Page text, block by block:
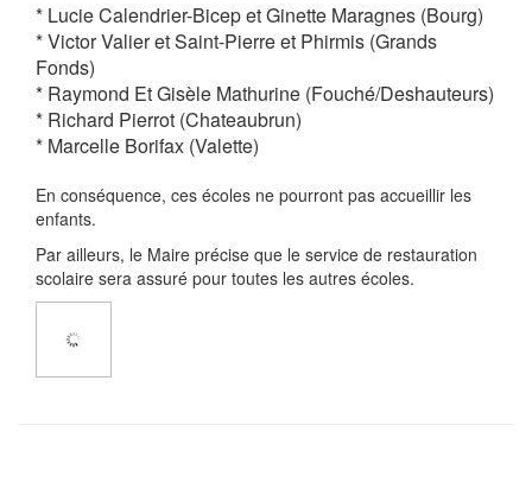
* Lucie Calendrier-Bicep et Ginette Maragnes (Bourg)
* Victor Valier et Saint-Pierre et Phirmis (Grands
Fonds)
* Raymond Et Gisèle Mathurine (Fouché/Deshauteurs)
* Richard Pierrot (Chateaubrun)
* Marcelle Borifax (Valette)
En conséquence, ces écoles ne pourront pas accueillir les
enfants.
Par ailleurs, le Maire précise que le service de restauration
scolaire sera assuré pour toutes les autres écoles.